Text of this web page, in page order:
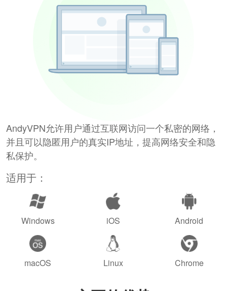
AndyVPN允许用户通过互联网访问一个私密的网络，
并且可以隐匿用户的真实IP地址，提高网络安全和隐
私保护。
适用于：
Windows iOS Android
macOS Linux Chrome